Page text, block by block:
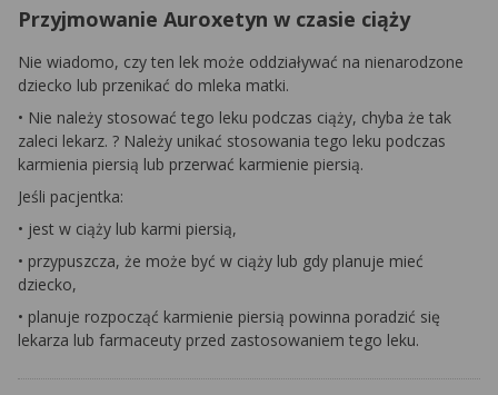
Przyjmowanie Auroxetyn w czasie ciąży
Nie wiadomo, czy ten lek może oddziaływać na nienarodzone
dziecko lub przenikać do mleka matki.
• Nie należy stosować tego leku podczas ciąży, chyba że tak
zaleci lekarz. ? Należy unikać stosowania tego leku podczas
karmienia piersią lub przerwać karmienie piersią.
Jeśli pacjentka:
• jest w ciąży lub karmi piersią,
• przypuszcza, że może być w ciąży lub gdy planuje mieć
dziecko,
• planuje rozpocząć karmienie piersią powinna poradzić się
lekarza lub farmaceuty przed zastosowaniem tego leku.